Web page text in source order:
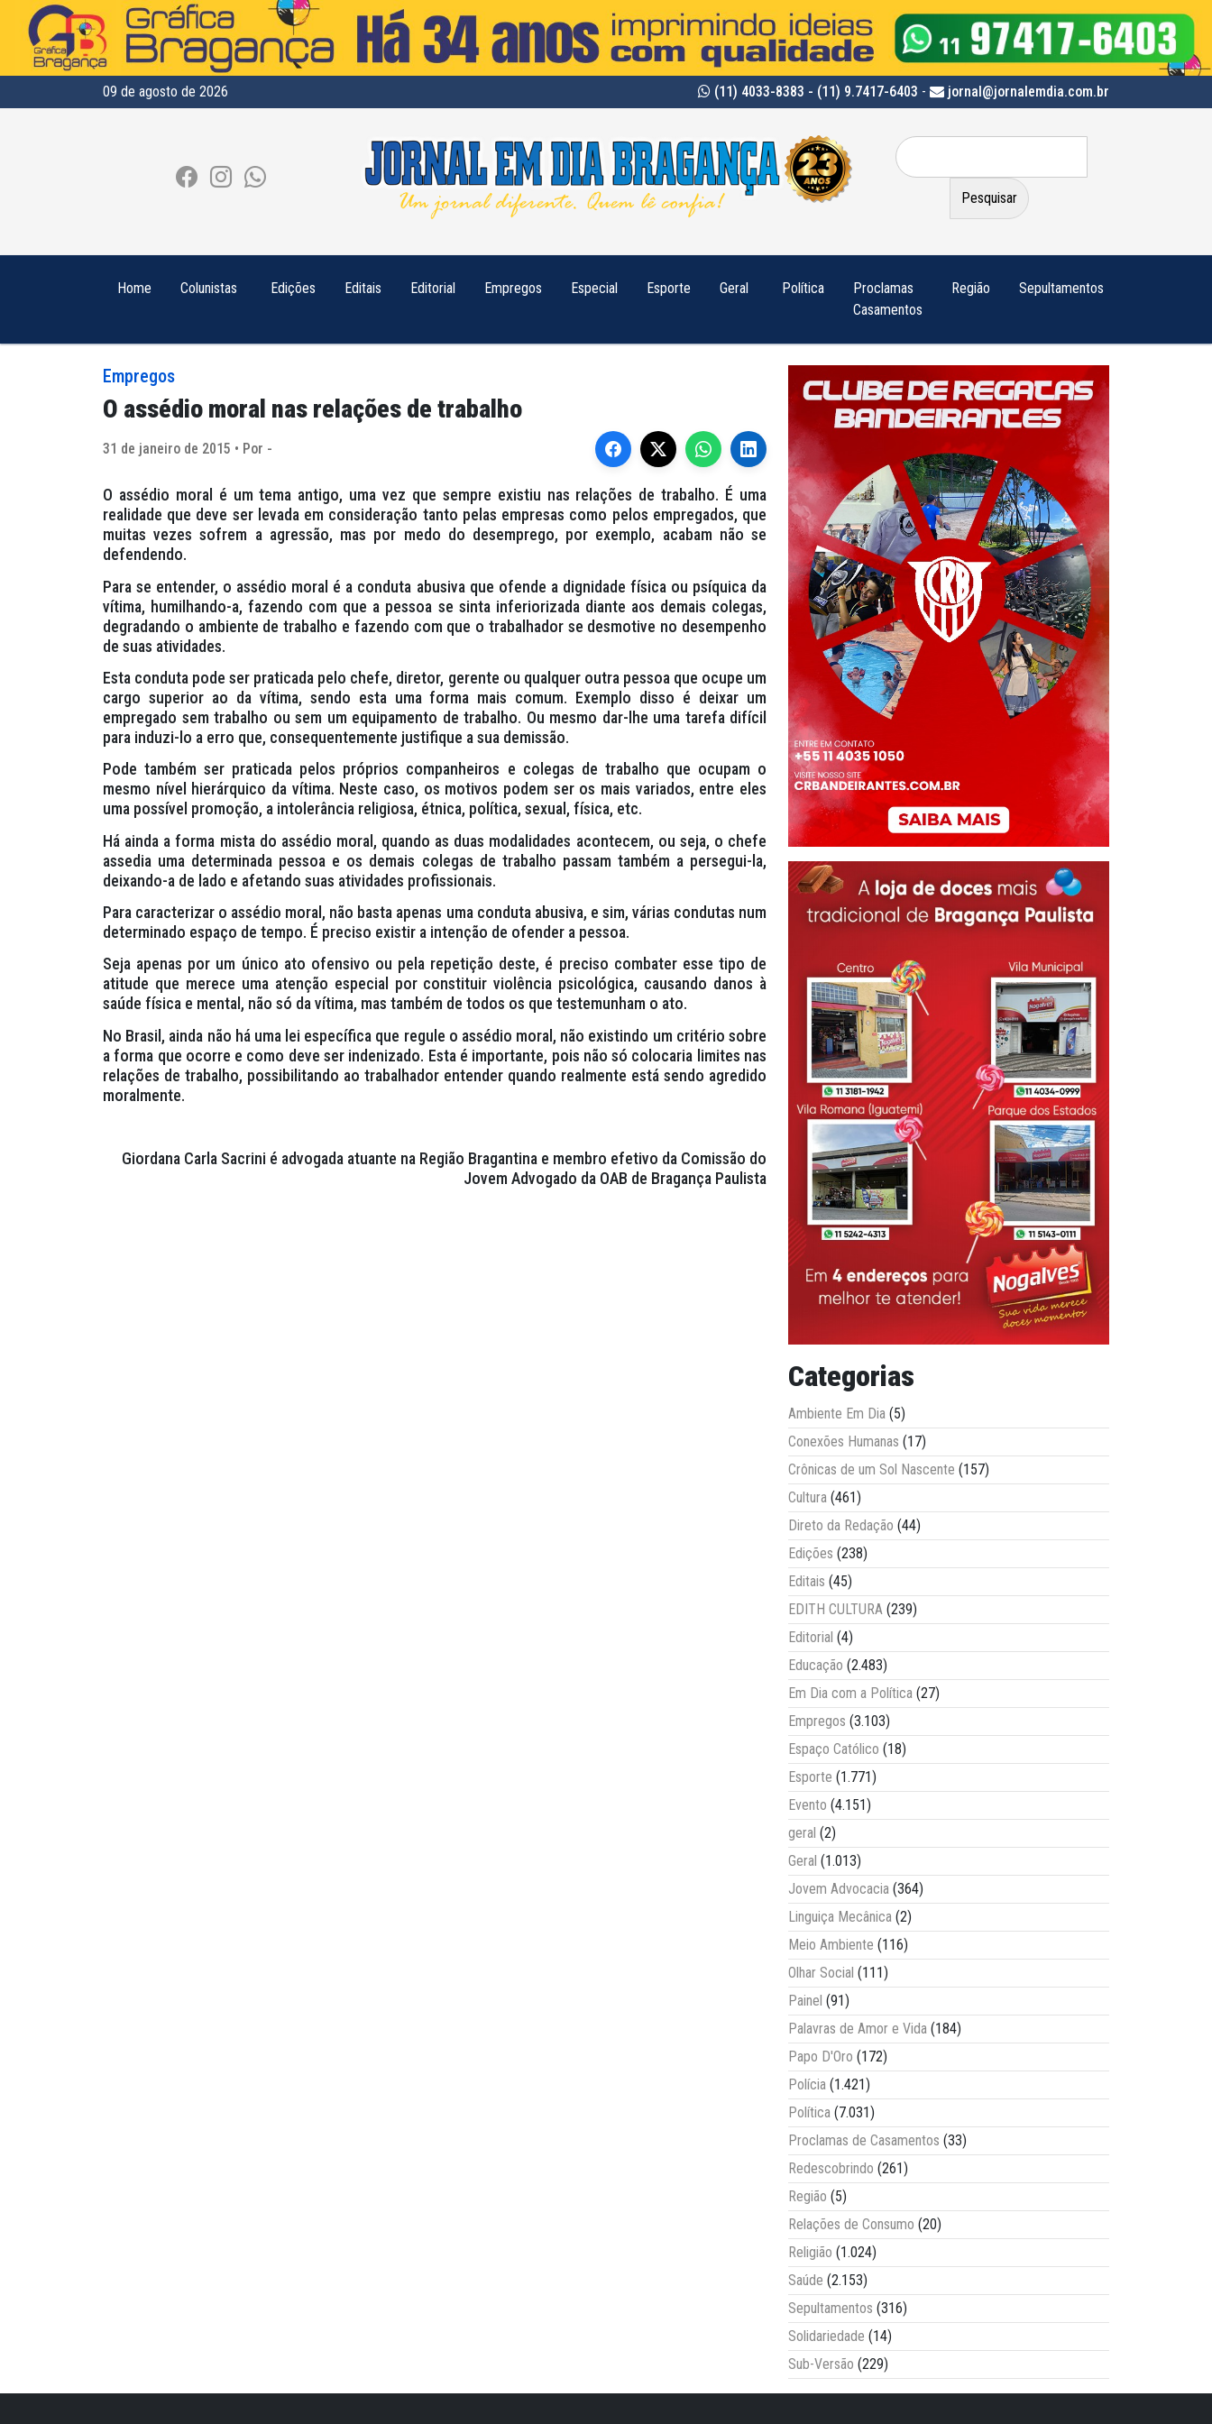
09 de agosto de 2026 (11) 4033-8383 - (11) 9.7417-6403 - jornal@jornalemdia.com.br
Pesquisar
por:
Home Colunistas Edições Editais Editorial Empregos Especial Esporte Geral Política
Proclamas
Casamentos
Região Sepultamentos
Empregos
O assédio moral nas relações de trabalho
31 de janeiro de 2015 • Por -
O assédio moral é um tema antigo, uma vez que sempre existiu nas relações de trabalho. É uma
realidade que deve ser levada em consideração tanto pelas empresas como pelos empregados, que
muitas vezes sofrem a agressão, mas por medo do desemprego, por exemplo, acabam não se
defendendo.
Para se entender, o assédio moral é a conduta abusiva que ofende a dignidade física ou psíquica da
vítima, humilhando-a, fazendo com que a pessoa se sinta inferiorizada diante aos demais colegas,
degradando o ambiente de trabalho e fazendo com que o trabalhador se desmotive no desempenho
de suas atividades.
Esta conduta pode ser praticada pelo chefe, diretor, gerente ou qualquer outra pessoa que ocupe um
cargo superior ao da vítima, sendo esta uma forma mais comum. Exemplo disso é deixar um
empregado sem trabalho ou sem um equipamento de trabalho. Ou mesmo dar-lhe uma tarefa difícil
para induzi-lo a erro que, consequentemente justifique a sua demissão.
Pode também ser praticada pelos próprios companheiros e colegas de trabalho que ocupam o
mesmo nível hierárquico da vítima. Neste caso, os motivos podem ser os mais variados, entre eles
uma possível promoção, a intolerância religiosa, étnica, política, sexual, física, etc.
Há ainda a forma mista do assédio moral, quando as duas modalidades acontecem, ou seja, o chefe
assedia uma determinada pessoa e os demais colegas de trabalho passam também a persegui-la,
deixando-a de lado e afetando suas atividades profissionais.
Para caracterizar o assédio moral, não basta apenas uma conduta abusiva, e sim, várias condutas num
determinado espaço de tempo. É preciso existir a intenção de ofender a pessoa.
Seja apenas por um único ato ofensivo ou pela repetição deste, é preciso combater esse tipo de
atitude que merece uma atenção especial por constituir violência psicológica, causando danos à
saúde física e mental, não só da vítima, mas também de todos os que testemunham o ato.
No Brasil, ainda não há uma lei específica que regule o assédio moral, não existindo um critério sobre
a forma que ocorre e como deve ser indenizado. Esta é importante, pois não só colocaria limites nas
relações de trabalho, possibilitando ao trabalhador entender quando realmente está sendo agredido
moralmente.
Giordana Carla Sacrini é advogada atuante na Região Bragantina e membro efetivo da Comissão do
Jovem Advogado da OAB de Bragança Paulista
Categorias
Ambiente Em Dia (5)
Conexões Humanas (17)
Crônicas de um Sol Nascente (157)
Cultura (461)
Direto da Redação (44)
Edições (238)
Editais (45)
EDITH CULTURA (239)
Editorial (4)
Educação (2.483)
Em Dia com a Política (27)
Empregos (3.103)
Espaço Católico (18)
Esporte (1.771)
Evento (4.151)
geral (2)
Geral (1.013)
Jovem Advocacia (364)
Linguiça Mecânica (2)
Meio Ambiente (116)
Olhar Social (111)
Painel (91)
Palavras de Amor e Vida (184)
Papo D'Oro (172)
Polícia (1.421)
Política (7.031)
Proclamas de Casamentos (33)
Redescobrindo (261)
Região (5)
Relações de Consumo (20)
Religião (1.024)
Saúde (2.153)
Sepultamentos (316)
Solidariedade (14)
Sub-Versão (229)